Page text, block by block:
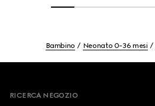
Bambino Neonato 0-36 mesi
RICERCA NEGOZIO